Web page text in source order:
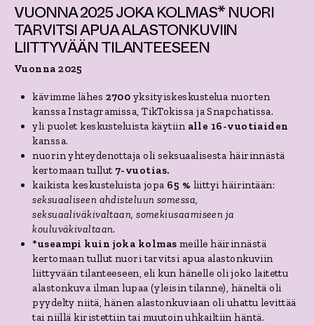
VUONNA 2025 JOKA KOLMAS* NUORI
TARVITSI APUAALASTONKUVIIN
LIITTYVÄÄN TILANTEESEEN
Vuonna 2025
kävimme lähes 2700 yksityiskeskustelua nuorten
kanssa Instagramissa, TikTokissa ja Snapchatissa.
yli puolet keskusteluista käytiin alle 16-vuotiaiden
kanssa.
nuorin yhteydenottaja oli seksuaalisesta häirinnästä
kertomaan tullut 7-vuotias.
kaikista keskusteluista jopa 65 % liittyi häirintään:
seksuaaliseen ahdisteluun somessa,
seksuaaliväkivaltaan, somekiusaamiseen ja
kouluväkivaltaan.
*useampi kuin joka kolmas meille häirinnästä
kertomaan tullut nuori tarvitsi apua alastonkuviin
liittyvään tilanteeseen, eli kun hänelle oli joko laitettu
alastonkuva ilman lupaa (yleisin tilanne), häneltä oli
pyydelty niitä, hänen alastonkuviaan oli uhattu levittää
tai niillä kiristettiin tai muutoin uhkailtiin häntä.